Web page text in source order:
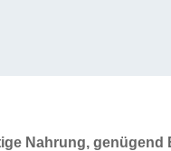
Nahrung, genügend